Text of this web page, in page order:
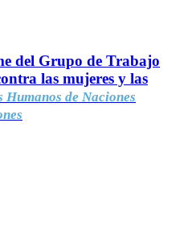
del Grupo de Trabajo
las mujeres y las
Humanos de Naciones